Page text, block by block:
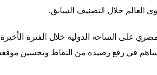
على الساحة الدولية خلال الفترة
ساهم في رفع رصيده من النقاط وتحسين